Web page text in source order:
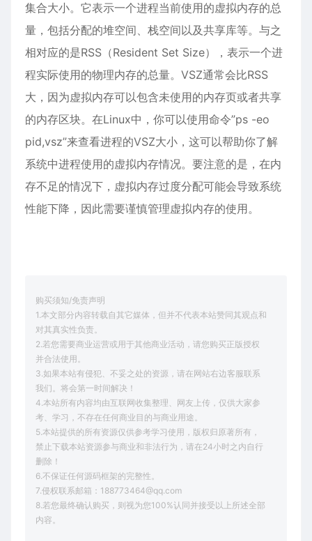
集合大小。它表示一个进程当前使用的虚拟内存的总
量，包括分配的堆空间、栈空间以及共享库等。与之
相对应的是RSS（Resident Set Size），表示一个进
程实际使用的物理内存的总量。VSZ通常会比RSS
大，因为虚拟内存可以包含未使用的内存页或者共享
的内存区块。在Linux中，你可以使用命令”ps -eo
pid,vsz”来查看进程的VSZ大小，这可以帮助你了解
系统中进程使用的虚拟内存情况。要注意的是，在内
存不足的情况下，虚拟内存过度分配可能会导致系统
性能下降，因此需要谨慎管理虚拟内存的使用。
购买须知/免责声明
1.本文部分内容转载自其它媒体，但并不代表本站赞同其观点和
对其真实性负责。
2.若您需要商业运营或用于其他商业活动，请您购买正版授权
并合法使用。
3.如果本站有侵犯、不妥之处的资源，请在网站右边客服联系
我们。将会第一时间解决！
4.本站所有内容均由互联网收集整理、网友上传，仅供大家参
考、学习，不存在任何商业目的与商业用途。
5.本站提供的所有资源仅供参考学习使用，版权归原著所有，
禁止下载本站资源参与商业和非法行为，请在24小时之内自行
删除！
6.不保证任何源码框架的完整性。
7.侵权联系邮箱：188773464@qq.com
8.若您最终确认购买，则视为您100%认同并接受以上所述全部
内容。